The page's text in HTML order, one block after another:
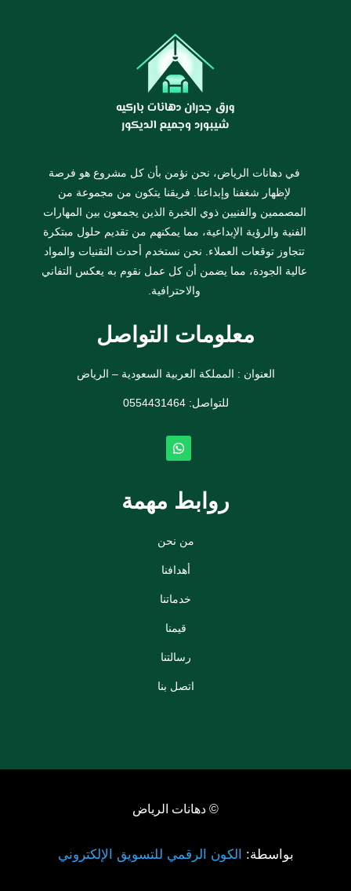
في دهانات الرياض، نحن نؤمن بأن كل مشروع هو فرصة
لإظهار شغفنا وإبداعنا. فريقنا يتكون من مجموعة من
المصممين والفنيين ذوي الخبرة الذين يجمعون بين المهارات
الفنية والرؤية الإبداعية، مما يمكنهم من تقديم حلول مبتكرة
تتجاوز توقعات العملاء. نحن نستخدم أحدث التقنيات والمواد
عالية الجودة، مما يضمن أن كل عمل نقوم به يعكس التفاني
والاحترافية.
معلومات التواصل
العنوان : المملكة العربية السعودية – الرياض
للتواصل: ⁦0554431464
روابط مهمة
من نحن
أهدافنا
خدماتنا
قيمنا
رسالتنا
اتصل بنا
© دهانات الرياض
بواسطة: الكون الرقمي للتسويق الإلكتروني